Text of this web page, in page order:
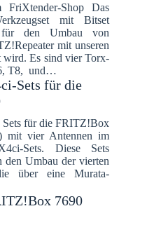
FriXtender-Shop Das
mit Bitset
den Umbau von
mit unseren
wird. Es sind vier Torx-
T8, und…
Sets für die
Sets für die FRITZ!Box
mit vier Antennen im
Sets. Diese Sets
den Umbau der vierten
über eine Murata-
7690